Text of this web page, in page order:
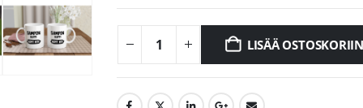
LISÄÄ OSTOSKORIIN